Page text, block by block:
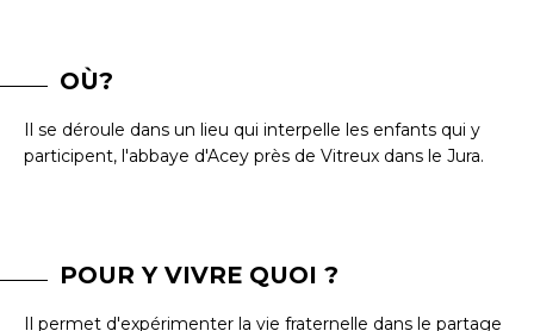
OÙ?
Il se déroule dans un lieu qui interpelle les enfants qui y
participent, l'abbaye d'Acey près de Vitreux dans le Jura.
POUR Y VIVRE QUOI ?
Il permet d'expérimenter la vie fraternelle dans le partage